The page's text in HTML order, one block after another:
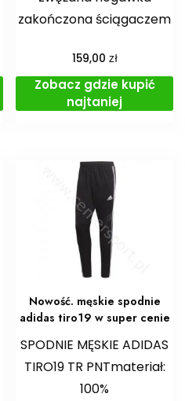
zakończona ściągaczem
159,00 zł
Zobacz gdzie kupić
najtaniej
Nowość. męskie spodnie
adidas tiro19 w super cenie
SPODNIE MĘSKIE ADIDAS
TIRO19 TR PNTmateriał:
100%